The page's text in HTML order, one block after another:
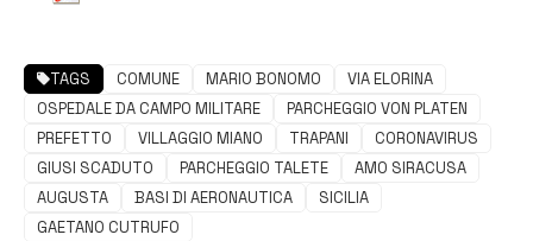
TAGS COMUNE MARIO BONOMO
VIA ELORINA
OSPEDALE DA CAMPO MILITARE
PARCHEGGIO VON PLATEN
PREFETTO
VILLAGGIO MIANO TRAPANI
CORONAVIRUS
GIUSI SCADUTO
PARCHEGGIO TALETE
AMO SIRACUSA
AUGUSTA
BASI DI AERONAUTICA
SICILIA
GAETANO CUTRUFO